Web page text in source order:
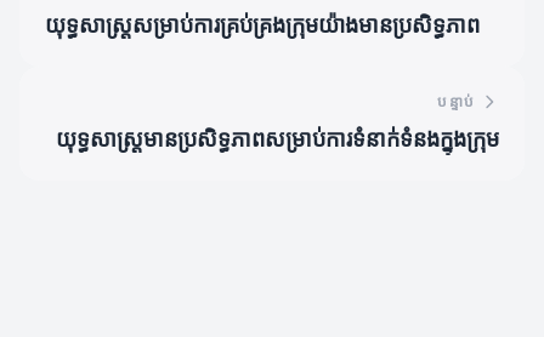
យុទ្ធសាស្រ្តសម្រាប់ការគ្រប់គ្រងក្រុមយ៉ាងមានប្រសិទ្ធភាព
បន្ទាប់
យុទ្ធសាស្រ្តមានប្រសិទ្ធភាពសម្រាប់ការទំនាក់ទំនងក្នុងក្រុម